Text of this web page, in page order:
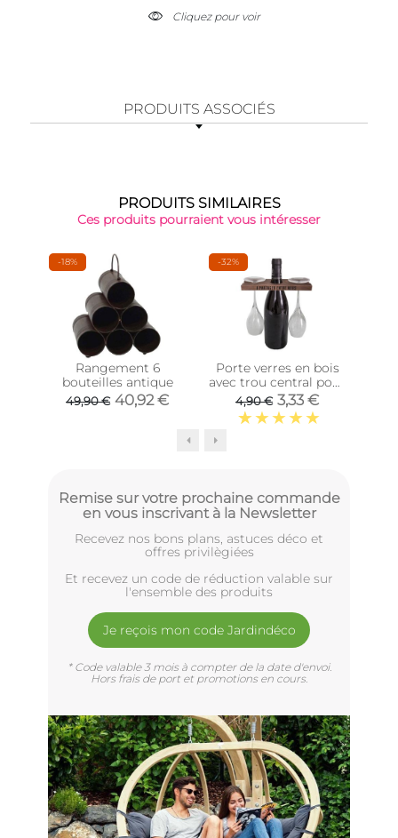
Cliquez pour voir
PRODUITS ASSOCIÉS
PRODUITS SIMILAIRES
Ces produits pourraient vous intéresser
-18%
Rangement 6
bouteilles antique
49,90 € 40,92 €
-32%
Porte verres en bois
avec trou central pour
bouteille Entre amis
(2 verres 2 verres)
4,90 € 3,33 €
Remise sur votre prochaine commande
en vous inscrivant à la Newsletter
Recevez nos bons plans, astuces déco et
offres privilègiées
Et recevez un code de réduction valable sur
l'ensemble des produits
Je reçois mon code Jardindéco
* Code valable 3 mois à compter de la date d'envoi.
Hors frais de port et promotions en cours.